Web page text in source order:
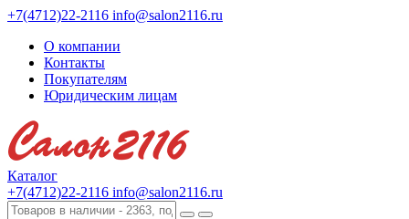
+7(4712)22-2116 info@salon2116.ru
О компании
Контакты
Покупателям
Юридическим лицам
Каталог
+7(4712)22-2116 info@salon2116.ru